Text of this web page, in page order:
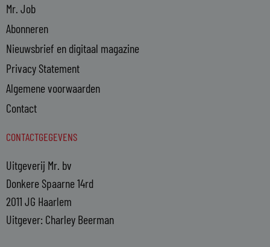
Mr. Job
Abonneren
Nieuwsbrief en digitaal magazine
Privacy Statement
Algemene voorwaarden
Contact
CONTACTGEGEVENS
Uitgeverij Mr. bv
Donkere Spaarne 14rd
2011 JG Haarlem
Uitgever: Charley Beerman